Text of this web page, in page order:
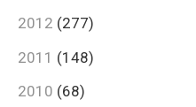
2012 (277)
2011 (148)
2010 (68)